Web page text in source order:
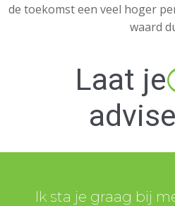
de toekomst een veel hoger
waard
Laat je
Ik sta je graag bij